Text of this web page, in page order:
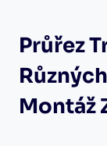
Průřez
Montáž